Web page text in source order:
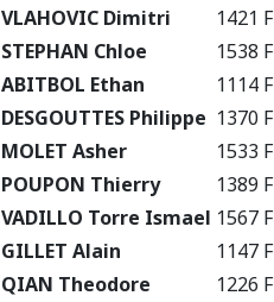
VLAHOVIC Dimitri 1421 F
STEPHAN Chloe 1538 F
ABITBOL Ethan 1114 F
DESGOUTTES Philippe 1370 F
MOLET Asher 1533 F
POUPON Thierry 1389 F
VADILLO Torre Ismael 1567 F
GILLET Alain 1147 F
QIAN Theodore 1226 F